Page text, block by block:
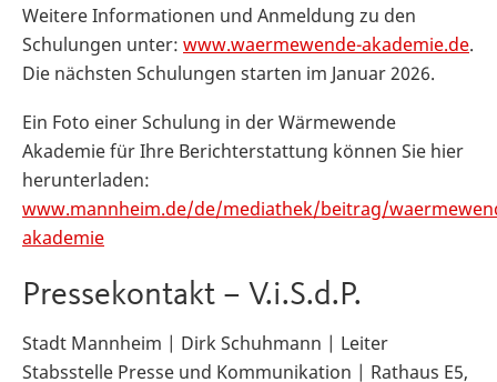
Weitere Informationen und Anmeldung zu den
Schulungen unter: www.waermewende-akademie.de.
Die nächsten Schulungen starten im Januar 2026.
Ein Foto einer Schulung in der Wärmewende
Akademie für Ihre Berichterstattung können Sie hier
herunterladen:
www.mannheim.de/de/mediathek/beitrag/
akademie
Pressekontakt – V.i.S.d.P.
Stadt Mannheim | Dirk Schuhmann | Leiter
Stabsstelle Presse und Kommunikation | Rathaus E5,